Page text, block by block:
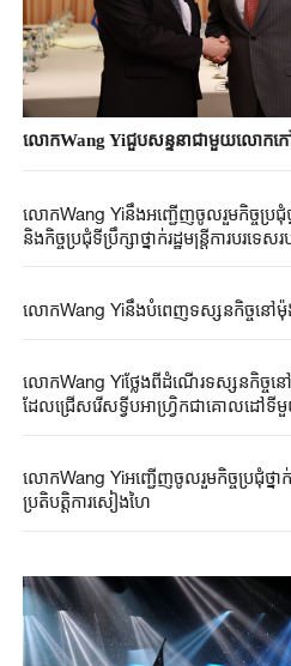
លោកWang Yiជួបសន្ទនាជាមួយលោកកៅ
លោកWang Yiនឹងអញ្ជើញចូលរួមកិច្ចប្រជុំថ្ន
និងកិច្ចប្រជុំទីប្រឹក្សាថ្នាក់រដ្ឋមន្ត្រីការបរទ
លោកWang Yiនឹងបំពេញទស្សនកិច្ចនៅ
លោកWang Yiថ្លែងពីដំណើរទស្សនកិច្ចនៅដ
ដែលជ្រើសរើសទ្វីបអាហ្វ្រិកជាគោលដៅទីមួ
លោកWang Yiអញ្ជើញចូលរួមកិច្ចប្រជុំថ្នាក់
ប្រតិបត្តិការសៀងហៃ